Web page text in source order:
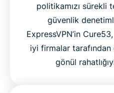
politikamızı sürekli
güvenlik
ExpressVPN’in
iyi firmalar
gönül